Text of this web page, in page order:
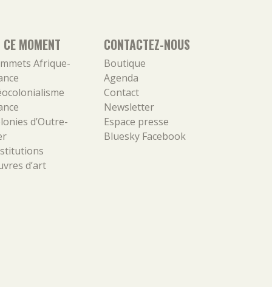
CE MOMENT
Afrique-
d’Outre-
d’art
CONTACTEZ-NOUS
Boutique
Agenda
Contact
Newsletter
Espace presse
Bluesky Facebook